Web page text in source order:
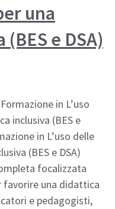
una
e DSA)
in L’uso
inclusiva (BES e
in L’uso delle
(BES e DSA)
focalizzata
favorire una didattica
e pedagogisti,